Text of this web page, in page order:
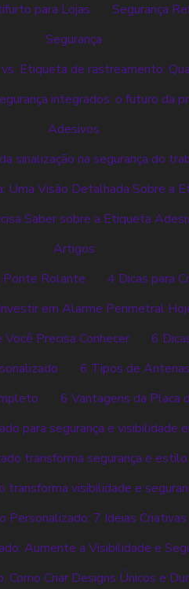
para Lojas
Segurança
Segurança
Etiqueta de rastreamento:
integrados: o futuro da
Adesivos
sinalização na segurança do
Uma Visão Detalhada Sobre a
Saber sobre a Etiqueta
Artigos
Ponte Rolante
4 Dicas para
em Alarme Perimetral
Precisa Conhecer
6
6 Tipos de
6 Vantagens da Placa
para segurança e visibilidade
transforma segurança e
visibilidade e
7 Ideias Criativas
Aumente a Visibilidade e
Como Criar Designs Únicos e